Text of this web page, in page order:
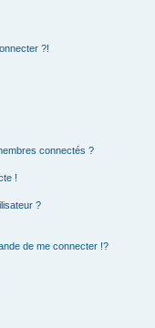
?!
connectés ?
!
?
de me connecter !?